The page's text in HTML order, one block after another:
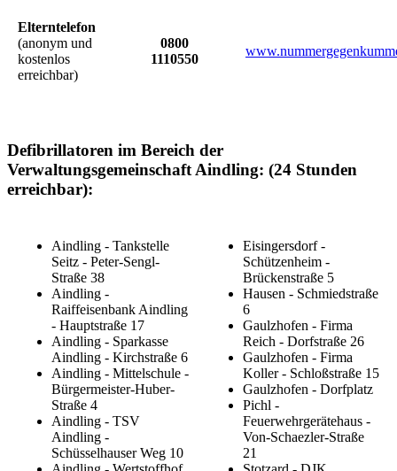
Elterntelefon
(anonym und
kostenlos
erreichbar)
0800
1110550
Defibrillatoren im Bereich der
Verwaltungsgemeinschaft Aindling: (24 Stunden
erreichbar):
Aindling - Tankstelle
Seitz - Peter-Sengl-
Straße 38
Aindling -
Raiffeisenbank Aindling
- Hauptstraße 17
Aindling - Sparkasse
Aindling - Kirchstraße 6
Aindling - Mittelschule -
Bürgermeister-Huber-
Straße 4
Aindling - TSV
Aindling -
Schüsselhauser Weg 10
Eisingersdorf -
Schützenheim -
Brückenstraße 5
Hausen - Schmiedstraße
6
Gaulzhofen - Firma
Reich - Dorfstraße 26
Gaulzhofen - Firma
Koller - Schloßstraße 15
Gaulzhofen - Dorfplatz
Pichl -
Feuerwehrgerätehaus -
Von-Schaezler-Straße
21